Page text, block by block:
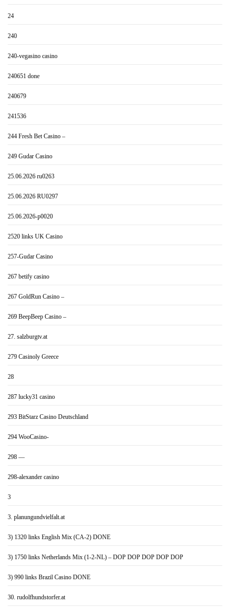
24
240
240-vegasino casino
240651 done
240679
241536
244 Fresh Bet Casino –
249 Gudar Casino
25.06.2026 ru0263
25.06.2026 RU0297
25.06.2026-p0020
2520 links UK Casino
257-Gudar Casino
267 betify casino
267 GoldRun Casino –
269 BeepBeep Casino –
27. salzburgtv.at
279 Casinoly Greece
28
287 lucky31 casino
293 BitStarz Casino Deutschland
294 WooCasino-
298 —
298-alexander casino
3
3. planungundvielfalt.at
3) 1320 links English Mix (CA-2) DONE
3) 1750 links Netherlands Mix (1-2-NL) – DOP DOP DOP DOP DOP
3) 990 links Brazil Casino DONE
30. rudolfhundstorfer.at